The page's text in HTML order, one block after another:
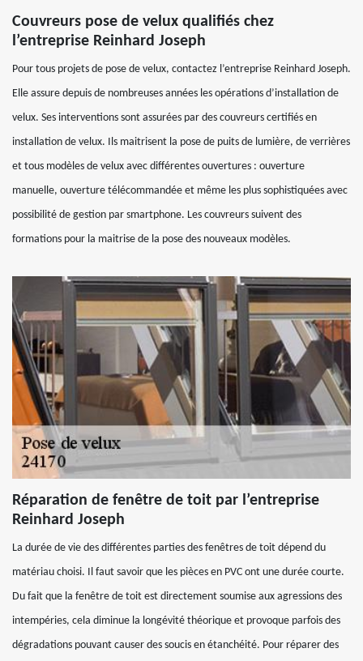
Couvreurs pose de velux qualifiés chez
l’entreprise Reinhard Joseph
Pour tous projets de pose de velux, contactez l’entreprise Reinhard Joseph.
Elle assure depuis de nombreuses années les opérations d’installation de
velux. Ses interventions sont assurées par des couvreurs certifiés en
installation de velux. Ils maitrisent la pose de puits de lumière, de verrières
et tous modèles de velux avec différentes ouvertures : ouverture
manuelle, ouverture télécommandée et même les plus sophistiquées avec
possibilité de gestion par smartphone. Les couvreurs suivent des
formations pour la maitrise de la pose des nouveaux modèles.
Réparation de fenêtre de toit par l’entreprise
Reinhard Joseph
La durée de vie des différentes parties des fenêtres de toit dépend du
matériau choisi. Il faut savoir que les pièces en PVC ont une durée courte.
Du fait que la fenêtre de toit est directement soumise aux agressions des
intempéries, cela diminue la longévité théorique et provoque parfois des
dégradations pouvant causer des soucis en étanchéité. Pour réparer des